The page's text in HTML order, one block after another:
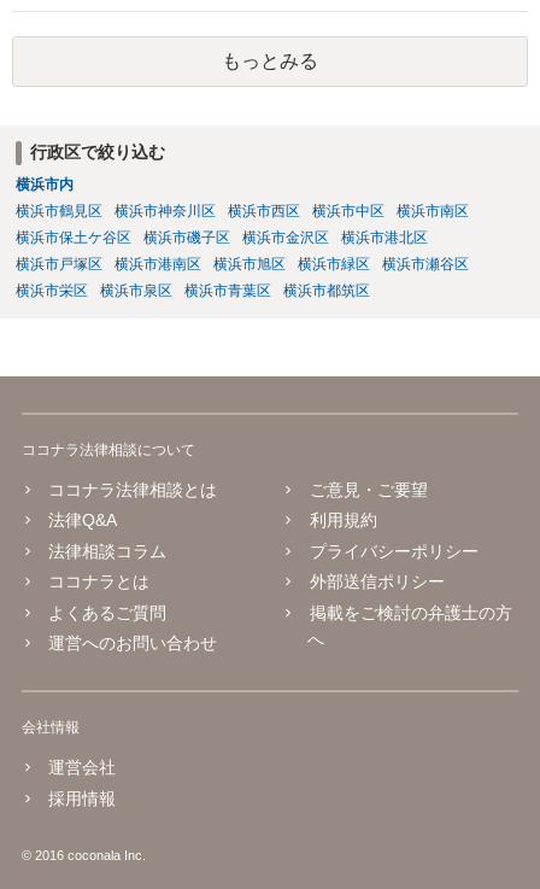
のと思慮致します。
もっとみる
行政区で絞り込む
横浜市内
横浜市鶴見区
横浜市神奈川区 横浜市西区 横浜市中区
横浜市南区
横浜市保土ケ谷区
横浜市磯子区 横浜市金沢区
横浜市港北区
横浜市戸塚区
横浜市港南区 横浜市旭区 横浜市緑区
横浜市瀬谷区
横浜市栄区
横浜市泉区 横浜市青葉区 横浜市都筑区
ココナラ法律相談について
ココナラ法律相談とは
法律Q&A
法律相談コラム
ココナラとは
よくあるご質問
運営へのお問い合わせ
ご意見・ご要望
利用規約
プライバシーポリシー
外部送信ポリシー
掲載をご検討の弁護士の方
へ
会社情報
運営会社
採用情報
© 2016 coconala Inc.